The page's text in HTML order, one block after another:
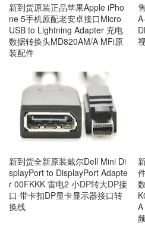
新到货原装正品苹果Apple iPho
ne 5手机原配老安卓接口Micro
USB to Lightning Adapter 充电
数据转换头MD820AM/A MFi原
装配件
新到货全新原装戴尔Dell Mini Di
splayPort to DisplayPort Adapte
r 00FKKK 雷电2 小DP转大DP接
口 带卡扣DP显卡显示器接口转
换线